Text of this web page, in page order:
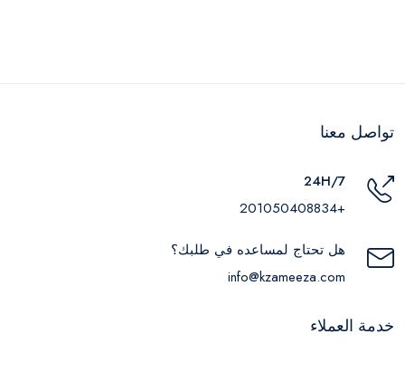
تواصل معنا
24H/7
+201050408834
هل تحتاج لمساعده في طلبك؟
info@kzameeza.com
خدمة العملاء